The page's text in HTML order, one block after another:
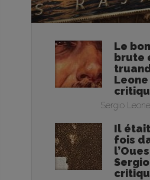
Le
brute
Leone
Sergio Leone
Il
fois